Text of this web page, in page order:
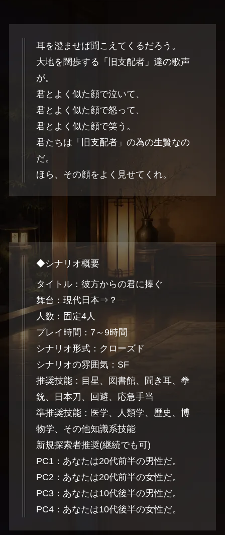
耳を澄ませば聞こえてくるだろう。
大地を闊歩する「旧支配者」達の歌声
が。
君とよく似た顔で泣いて、
君とよく似た顔で怒って、
君とよく似た顔で笑う。
君たちは「旧支配者」の為の生贄なの
だ。
ほら、その顔をよく見せてくれ。
◆シナリオ概要
タイトル：彼方からの君に捧ぐ
舞台：現代日本⇒？
人数：固定4人
プレイ時間：7～9時間
シナリオ形式：クローズド
シナリオの雰囲気：SF
推奨技能：目星、図書館、聞き耳、拳
銃、日本刀、回避、応急手当
準推奨技能：医学、人類学、歴史、博
物学、その他知識系技能
新規探索者推奨(継続でも可)
PC1：あなたは20代前半の男性だ。
PC2：あなたは20代前半の女性だ。
PC3：あなたは10代後半の男性だ。
PC4：あなたは10代後半の女性だ。